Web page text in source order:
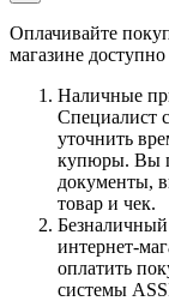
Оплачивайте
магазине
Наличные
Специалист
уточнить
купюры. Вы
документы,
товар и чек.
интернет-
оплатить
системы